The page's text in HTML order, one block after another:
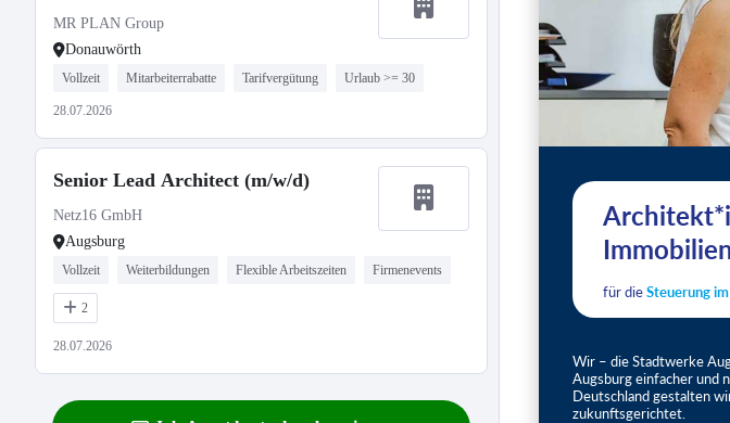
MR PLAN Group
Donauwörth
Vollzeit Mitarbeiterrabatte Tarifvergütung Urlaub >= 30
28.07.2026
Senior Lead Architect (m/w/d)
Netz16 GmbH
Augsburg
Vollzeit Weiterbildungen Flexible Arbeitszeiten Firmenevents
2
28.07.2026